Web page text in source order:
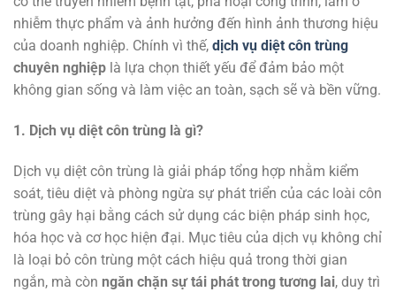
nhiễm thực phẩm và ảnh hưởng đến hình ảnh thương hiệu
của doanh nghiệp. Chính vì thế, dịch vụ diệt côn trùng
chuyên nghiệp là lựa chọn thiết yếu để đảm bảo một
không gian sống và làm việc an toàn, sạch sẽ và bền vững.
1. Dịch vụ diệt côn trùng là gì?
Dịch vụ diệt côn trùng là giải pháp tổng hợp nhằm kiểm
soát, tiêu diệt và phòng ngừa sự phát triển của các loài côn
trùng gây hại bằng cách sử dụng các biện pháp sinh học,
hóa học và cơ học hiện đại. Mục tiêu của dịch vụ không chỉ
là loại bỏ côn trùng một cách hiệu quả trong thời gian
ngắn, mà còn ngăn chặn sự tái phát trong tương lai, duy trì